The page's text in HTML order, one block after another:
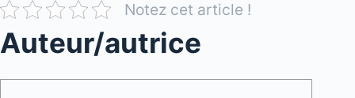
Notez cet article !
Auteur/autrice